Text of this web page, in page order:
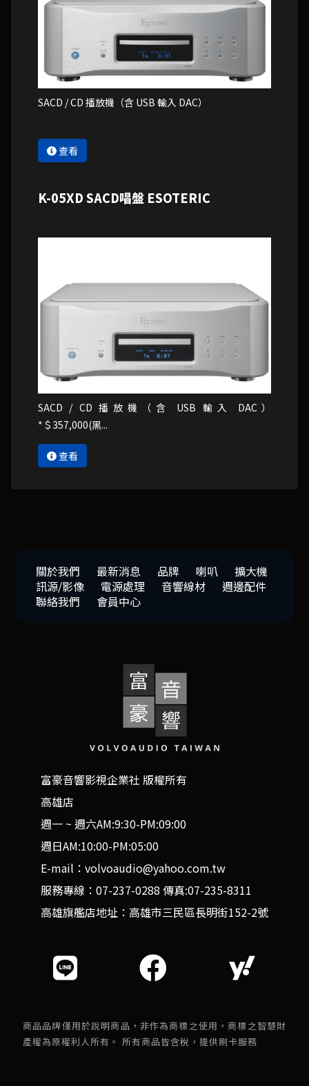
SACD / CD 播放機（含 USB 輸入 DAC）
查看
SACD / CD 播放機（含 USB 輸入 DAC）
*＄357,000(黑...
查看
K-05XD SACD唱盤 ESOTERIC
關於我們 最新消息 品牌 喇叭
擴大機
訊源/影像
電源處理 音響線材
週邊配件
聯絡我們
會員中心
富豪音響影視企業社 版權所有
高雄店
週一 ~ 週六AM:9:30-PM:09:00
週日AM:10:00-PM:05:00
E-mail：volvoaudio@yahoo.com.tw
服務專線：07-237-0288 傳真:07-235-8311
高雄旗艦店地址：高雄市三民區長明街152-2號
商品品牌僅用於說明商品，非作為商標之使用，商標之智慧財
產權為原權利人所有。 所有商品皆含稅，提供刷卡服務